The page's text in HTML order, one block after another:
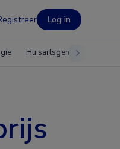
Log in
Huisartsgeneeskunde